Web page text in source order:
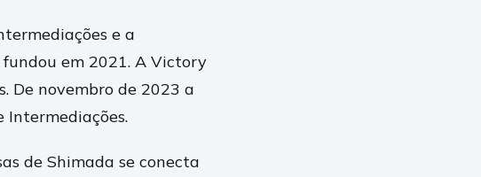
e a
em 2021. A Victory
De novembro de 2023 a
Intermediações.
de Shimada se conecta